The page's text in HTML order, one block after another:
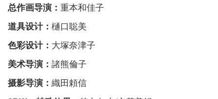
总作画导演： 重本和佳子
道具设计： 樋口聡美
色彩设计： 大塚奈津子
美术导演： 諸熊倫子
摄影导演： 織田頼信